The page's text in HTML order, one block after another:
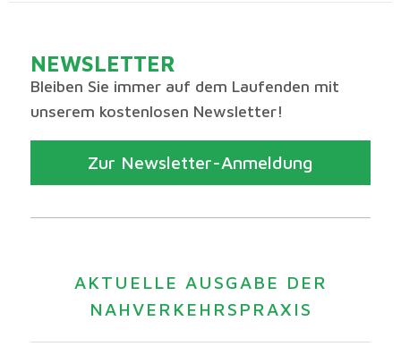
NEWSLETTER
Bleiben Sie immer auf dem Laufenden mit
unserem kostenlosen Newsletter!
Zur Newsletter-Anmeldung
AKTUELLE AUSGABE DER
NAHVERKEHRSPRAXIS